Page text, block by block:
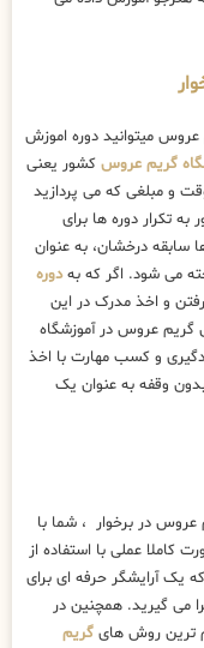
میتوانید دوره اموزش
گریم عروس کشور یعنی
و مبلغی که می پردازید
تکرار دوره ها برای
سابقه درخشان، به عنوان
می شود. اگر که بهدوره
و اخذ مدرک در این
گریم عروس در آموزشگاه
و کسب مهارت با اخذ
وقفه به عنوان یک
در برخوار ، شما با
کاملا عملی با استفاده از
یک آرایشگر حرفه ای برای
می گیرید. همچنین در
ترین روش های گریم